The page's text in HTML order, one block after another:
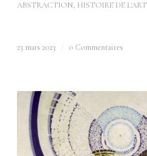
ABSTRACTION, HISTOIRE DE L'ART
23 mars 2023 0 Commentaires